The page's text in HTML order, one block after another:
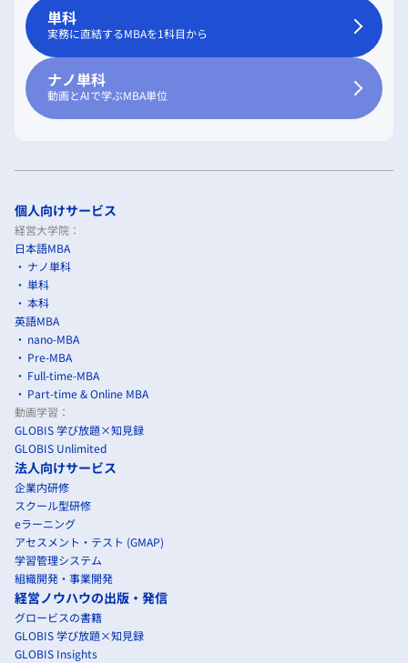
単科
実務に直結するMBAを1科目から
ナノ単科
動画とAIで学ぶMBA単位
個人向けサービス
経営大学院：
日本語MBA
ナノ単科
単科
本科
英語MBA
nano-MBA
Pre-MBA
Full-time-MBA
Part-time & Online MBA
動画学習：
GLOBIS 学び放題×知見録
GLOBIS Unlimited
法人向けサービス
企業内研修
スクール型研修
eラーニング
アセスメント・テスト (GMAP)
学習管理システム
組織開発・事業開発
経営ノウハウの出版・発信
グロービスの書籍
GLOBIS 学び放題×知見録
GLOBIS Insights